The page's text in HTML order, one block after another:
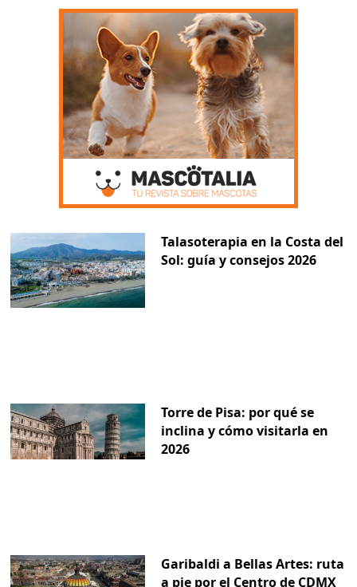
Talasoterapia en la Costa del
Sol: guía y consejos 2026
Torre de Pisa: por qué se
inclina y cómo visitarla en
2026
Garibaldi a Bellas Artes: ruta
a pie por el Centro de CDMX